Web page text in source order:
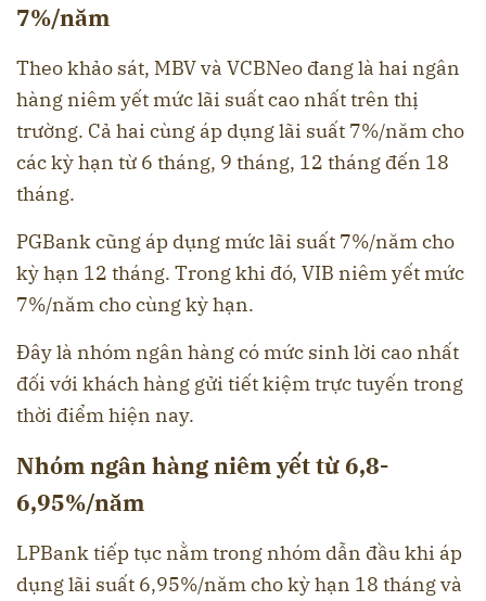
7%/năm
Theo khảo sát, MBV và VCBNeo đang là hai ngân
hàng niêm yết mức lãi suất cao nhất trên thị
trường. Cả hai cùng áp dụng lãi suất 7%/năm cho
các kỳ hạn từ 6 tháng, 9 tháng, 12 tháng đến 18
tháng.
PGBank cũng áp dụng mức lãi suất 7%/năm cho
kỳ hạn 12 tháng. Trong khi đó, VIB niêm yết mức
7%/năm cho cùng kỳ hạn.
Đây là nhóm ngân hàng có mức sinh lời cao nhất
đối với khách hàng gửi tiết kiệm trực tuyến trong
thời điểm hiện nay.
Nhóm ngân hàng niêm yết từ 6,8-
6,95%/năm
LPBank tiếp tục nằm trong nhóm dẫn đầu khi áp
dụng lãi suất 6,95%/năm cho kỳ hạn 18 tháng và